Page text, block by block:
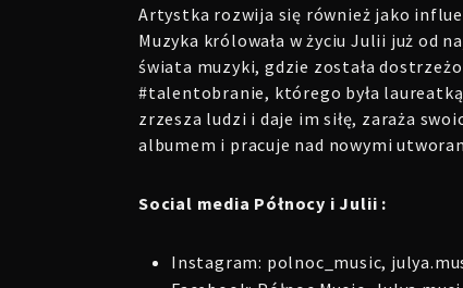
Artystka rozwija się również jako
Muzyka królowała w życiu Julii już od
świata muzyki, gdzie została
#talentobranie, którego była
zrzesza ludzi i daje im siłę, zaraża
albumem i pracuje nad nowymi
Social media Północy i Julii :
Instagram: polnoc_music,